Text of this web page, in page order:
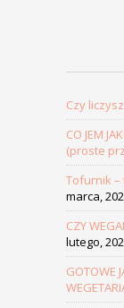
Czy
CO JEM
(proste
Tofurnik
marca,
CZY
lutego,
GOTOWE